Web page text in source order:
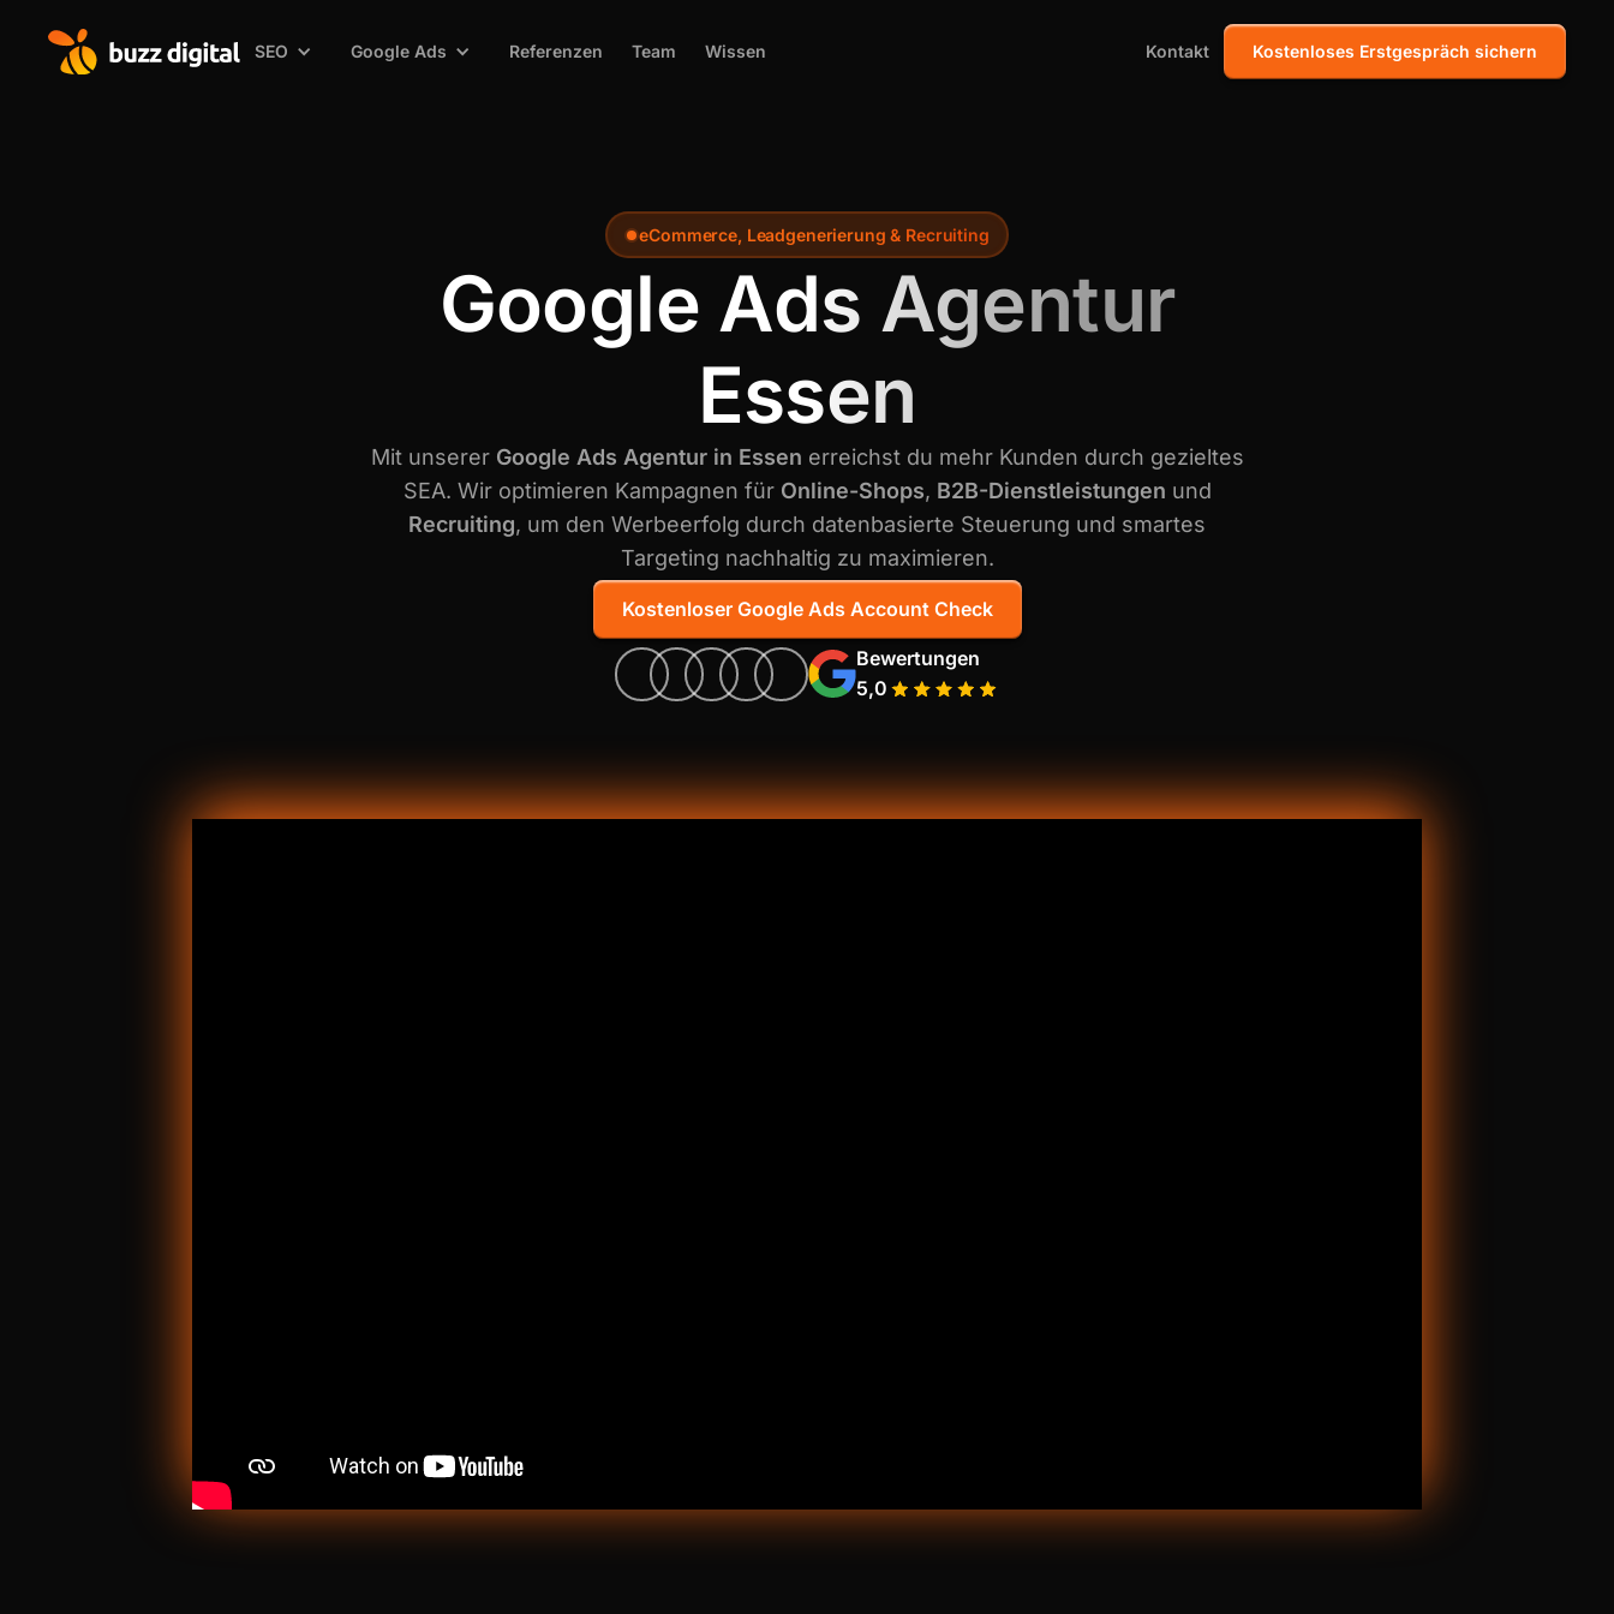
SEO Google Ads Referenzen Team Wissen Kontakt Kostenloses Erstgespräch sichern
eCommerce, Leadgenerierung & Recruiting
Google Ads Agentur
Essen
Mit unserer Google Ads Agentur in Essen erreichst du mehr Kunden durch gezieltes
SEA. Wir optimieren Kampagnen für Online-Shops, B2B-Dienstleistungen und
Recruiting, um den Werbeerfolg durch datenbasierte Steuerung und smartes
Targeting nachhaltig zu maximieren.
Kostenloser Google Ads Account Check
Bewertungen
5,0